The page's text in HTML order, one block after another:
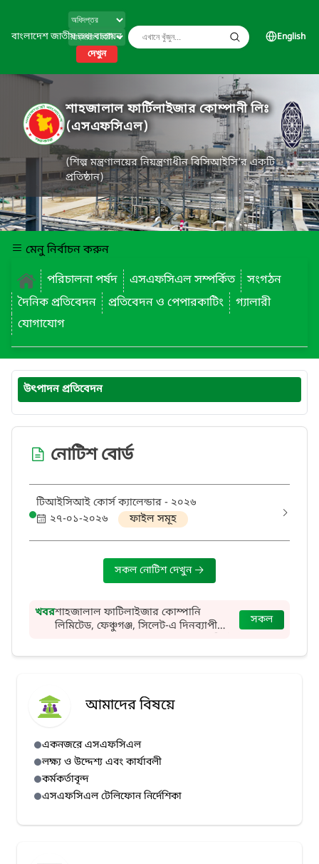
বাংলাদেশ জাতীয় তথ্য বাতায়ন
দেখুন
English
শাহজালাল ফার্টিলাইজার কোম্পানী লিঃ
(এসএফসিএল)
(শিল্প মন্ত্রণালয়ের নিয়ন্ত্রণাধীন বিসিআইসি’র একটি
প্রতিষ্ঠান)
মেনু নির্বাচন করুন
পরিচালনা পর্ষদ
এসএফসিএল সম্পর্কিত
সংগঠন
দৈনিক প্রতিবেদন
প্রতিবেদন ও পেপারকাটিং
গ্যালারী
যোগাযোগ
উৎপাদন প্রতিবেদন
নোটিশ বোর্ড
টিআইসিআই কোর্স ক্যালেন্ডার - ২০২৬
২৭-০১-২০২৬
ফাইল সমূহ
সকল নোটিশ দেখুন
খবরশাহজালাল ফাটিলাইজার কোম্পানি
লিমিটেড, ফেঞ্চুগঞ্জ, সিলেট-এ দিনব্যাপী
ইন-হাউজ প্রশিক্ষণ অনুষ্ঠিত
সকল
আমাদের বিষয়ে
একনজরে এসএফসিএল
লক্ষ্য ও উদ্দেশ্য এবং কার্যাবলী
কর্মকর্তাবৃন্দ
এসএফসিএল টেলিফোন নির্দেশিকা